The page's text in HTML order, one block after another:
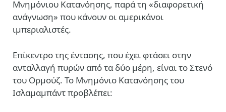
Μνημόνιου Κατανόησης, παρά τη «διαφορετική
ανάγνωση» που κάνουν οι αμερικάνοι
ιμπεριαλιστές.
Επίκεντρο της έντασης, που έχει φτάσει στην
ανταλλαγή πυρών από τα δύο μέρη, είναι το Στενό
του Ορμούζ. Το Μνημόνιο Κατανόησης του
Ισλαμαμπάντ προβλέπει: